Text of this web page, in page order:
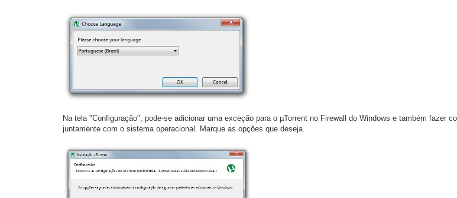
Na tela "Configuração", pode-se adicionar uma exceção para o µTorrent no Firewall do Windows e também fazer
juntamente com o sistema operacional. Marque as opções que deseja.